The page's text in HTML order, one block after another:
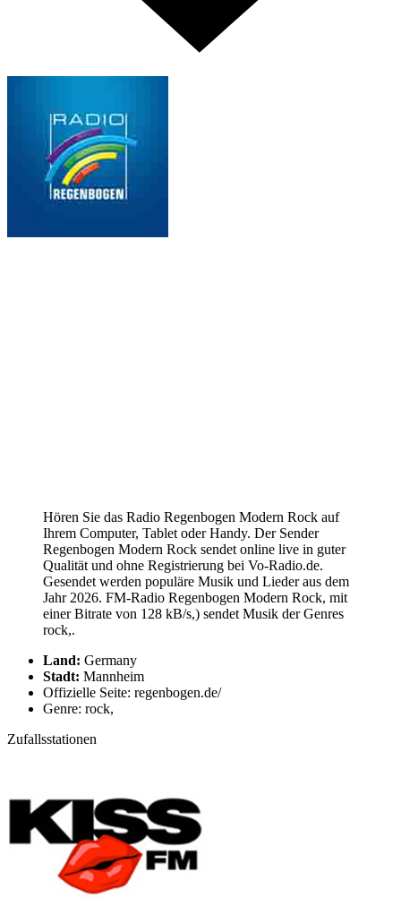
Hören Sie das Radio Regenbogen Modern Rock auf
Ihrem Computer, Tablet oder Handy. Der Sender
Regenbogen Modern Rock sendet online live in guter
Qualität und ohne Registrierung bei Vo-Radio.de.
Gesendet werden populäre Musik und Lieder aus dem
Jahr 2026. FM-Radio Regenbogen Modern Rock, mit
einer Bitrate von 128 kB/s,) sendet Musik der Genres
rock,.
Land: Germany
Stadt: Mannheim
Offizielle Seite: regenbogen.de/
Genre: rock,
Zufallsstationen